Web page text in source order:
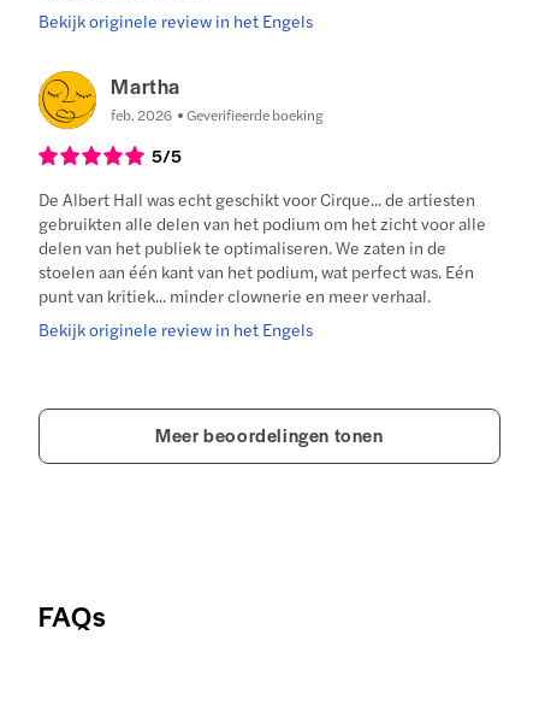
Bekijk originele review in het Engels
Martha
feb. 2026 Geverifieerde boeking
5/5
De Albert Hall was echt geschikt voor Cirque... de artiesten
gebruikten alle delen van het podium om het zicht voor alle
delen van het publiek te optimaliseren. We zaten in de
stoelen aan één kant van het podium, wat perfect was. Eén
punt van kritiek... minder clownerie en meer verhaal.
Bekijk originele review in het Engels
Meer beoordelingen tonen
FAQs